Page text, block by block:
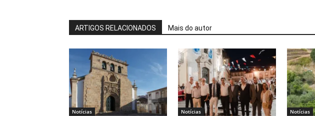
ARTIGOS RELACIONADOS Mais do autor
Notícias Notícias Notícias